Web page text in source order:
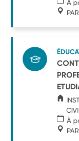
À
À